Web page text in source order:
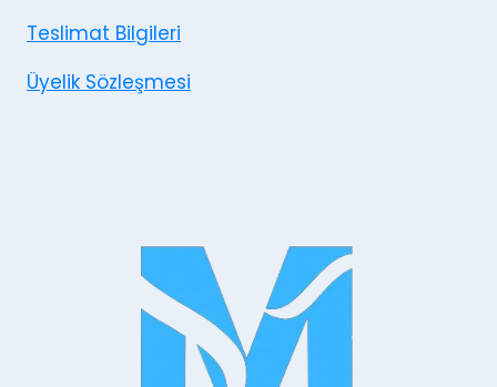
Teslimat Bilgileri
Üyelik Sözleşmesi